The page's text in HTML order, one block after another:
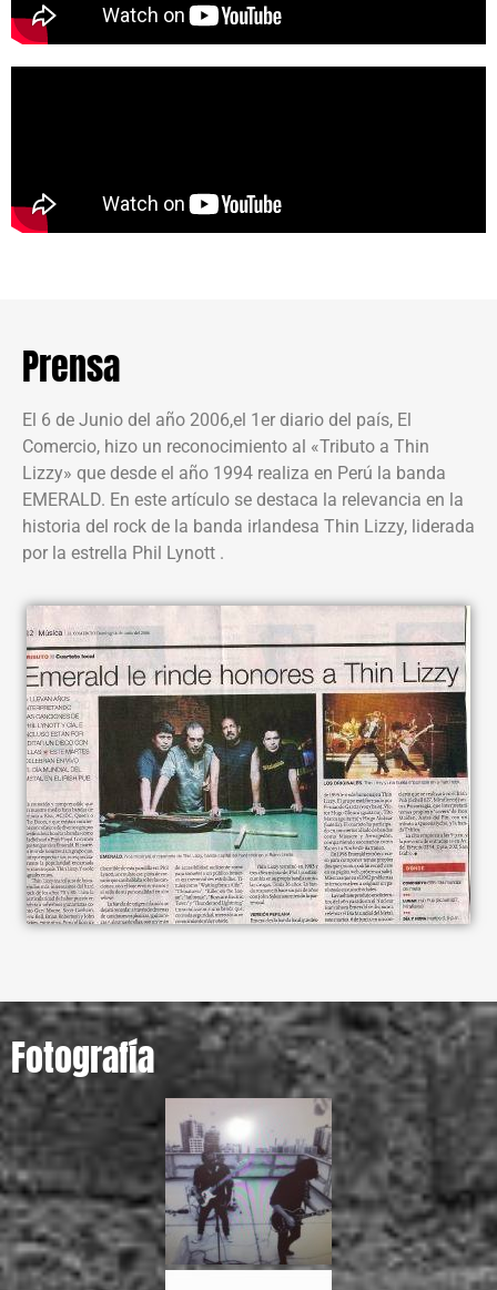
Prensa
El 6 de Junio del año 2006,el 1er diario del país, El
Comercio, hizo un reconocimiento al «Tributo a Thin
Lizzy» que desde el año 1994 realiza en Perú la banda
EMERALD. En este artículo se destaca la relevancia en la
historia del rock de la banda irlandesa Thin Lizzy, liderada
por la estrella Phil Lynott .
Fotografía